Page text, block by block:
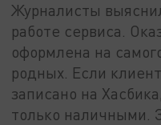
Журналисты
работе сервиса.
оформлена на
родных. Если
записано на
только наличными.